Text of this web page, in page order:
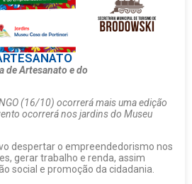
de Artesanato e do
(16/10) ocorrerá mais uma edição
ocorrerá nos jardins do Museu
despertar o empreendedorismo nos
gerar trabalho e renda, assim
social e promoção da cidadania.